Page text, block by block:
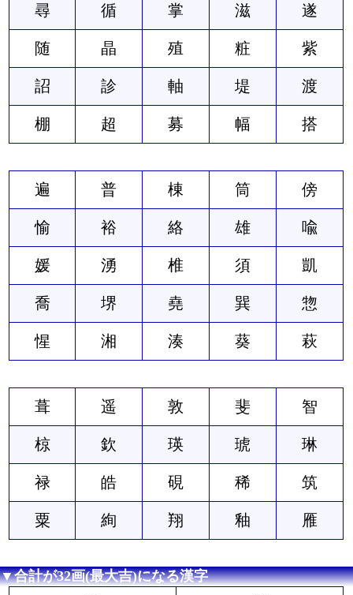
尋 循 掌 滋 遂
随 晶 殖 粧 紫
詔 診 軸 堤 渡
棚 超 募 幅 搭
遍 普 棟 筒 傍
愉 裕 絡 雄 喩
媛 湧 椎 須 凱
喬 堺 堯 巽 惣
惺 湘 湊 葵 萩
葺 遥 敦 斐 智
椋 欽 瑛 琥 琳
禄 皓 硯 稀 筑
粟 絢 翔 釉 雁
▼合計が32画(最大吉)になる漢字